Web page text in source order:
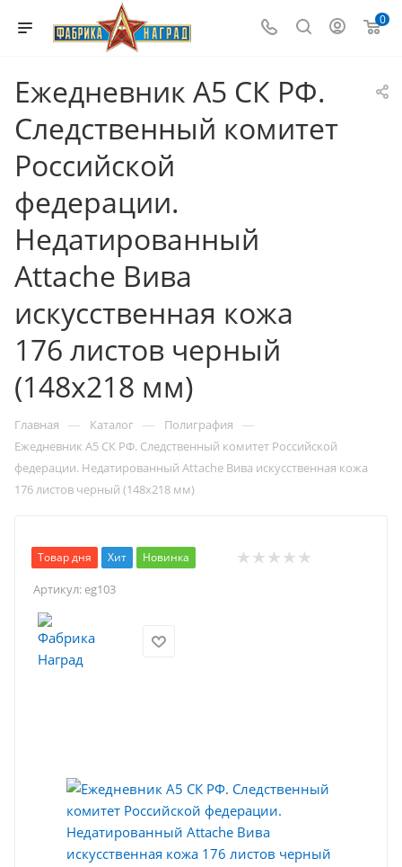
0
Ежедневник А5 СК РФ.
Следственный комитет
Российской
федерации.
Недатированный
Attache Вива
искусственная кожа
176 листов черный
(148x218 мм)
Главная — Каталог — Полиграфия —
Ежедневник А5 СК РФ. Следственный комитет Российской
федерации. Недатированный Attache Вива искусственная кожа
176 листов черный (148x218 мм)
Товар дня Хит Новинка
Артикул: eg103